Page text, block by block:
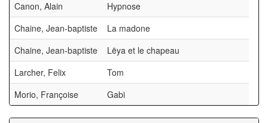
Canon, Alain
Hypnose
Chaine, Jean-baptiste
La madone
Chaine, Jean-baptiste
Lëya et le chapeau
Larcher, Felix
Tom
Morio, Françoise
Gabi